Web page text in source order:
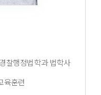
찰행정법학과 법학사
육훈련